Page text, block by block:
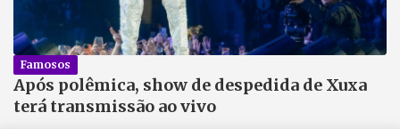
Famosos
Após polêmica, show de despedida de Xuxa
terá transmissão ao vivo